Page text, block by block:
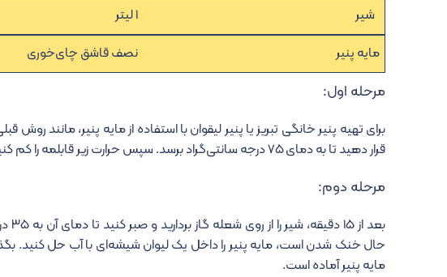
شیر
۱ لیتر
مایه پنیر
نصف قاشق چای‌خوری
مرحله اول:
برای تهیه پنیر خانگی تبریز یا پنیر لیقوان با استفاده از مایه پنیر، مانند روش
قرار دهید تا به دمای ۷۵ درجه سانتی‌گراد برسد. سپس حرارت زیر قابلمه را کم کنید و شیر را به مدت ۱۵ دقیقه در همین دما نگه دارید.
مرحله دوم:
حال خنک شدن است، مایه پنیر را داخل یک لیوان شیشه‌ای با آب حل کنید.
مایه پنیر آماده است.